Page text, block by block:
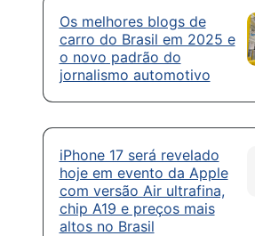
Os melhores blogs de
carro do Brasil em 2025 e
o novo padrão do
jornalismo automotivo
iPhone 17 será revelado
hoje em evento da Apple
com versão Air ultrafina,
chip A19 e preços mais
altos no Brasil